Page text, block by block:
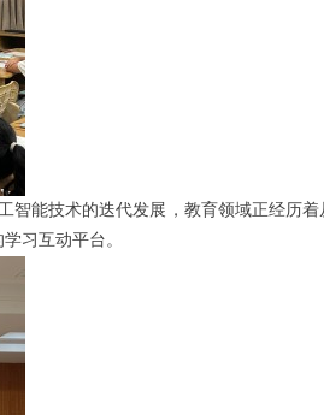
智能技术的迭代发展，教育领域正经历着
习互动平台。